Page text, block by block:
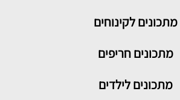
מתכונים לקינוחים
מתכונים חריפים
מתכונים לילדים